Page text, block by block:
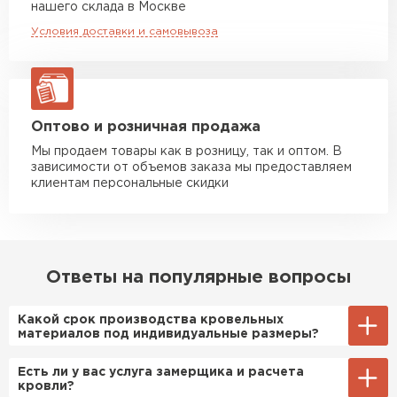
макс. длина груза 6 м
макс. длина груза 8 м
Манипулятор до 20 тн
макс. длина груза 13,5 м
ЗАКАЗАТЬ С ДОСТАВКОЙ
попадались отсыревшие или
повреждённые утеплители, а
не было. Ещё один большой
плюс оплата по факту.
Верещагин
20.06.2024
Посчитал по ценам и
дорогой и слишком тёплый.
Решил проверить в интернете
Спросил, есть ли у них
нашего склада в Москве
Условия доставки и самовывоза
Оптово и розничная продажа
Мы продаем товары как в розницу, так и оптом. В
зависимости от объемов заказа мы предоставляем
клиентам персональные скидки
Ответы на популярные вопросы
Какой срок производства кровельных
материалов под индивидуальные размеры?
Примерный срок производства
металлочерепицы и профнастила 1-2 дня.
Есть ли у вас услуга замерщика и расчета
кровли?